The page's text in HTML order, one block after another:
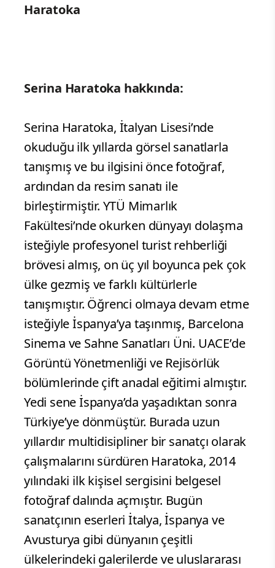
Haratoka
Serina Haratoka hakkında:
Serina Haratoka, İtalyan Lisesi’nde
okuduğu ilk yıllarda görsel sanatlarla
tanışmış ve bu ilgisini önce fotoğraf,
ardından da resim sanatı ile
birleştirmiştir. YTÜ Mimarlık
Fakültesi’nde okurken dünyayı dolaşma
isteğiyle profesyonel turist rehberliği
brövesi almış, on üç yıl boyunca pek çok
ülke gezmiş ve farklı kültürlerle
tanışmıştır. Öğrenci olmaya devam etme
isteğiyle İspanya’ya taşınmış, Barcelona
Sinema ve Sahne Sanatları Üni. UACE’de
Görüntü Yönetmenliği ve Rejisörlük
bölümlerinde çift anadal eğitimi almıştır.
Yedi sene İspanya’da yaşadıktan sonra
Türkiye’ye dönmüştür. Burada uzun
yıllardır multidisipliner bir sanatçı olarak
çalışmalarını sürdüren Haratoka, 2014
yılındaki ilk kişisel sergisini belgesel
fotoğraf dalında açmıştır. Bugün
sanatçının eserleri İtalya, İspanya ve
Avusturya gibi dünyanın çeşitli
ülkelerindeki galerilerde ve uluslararası